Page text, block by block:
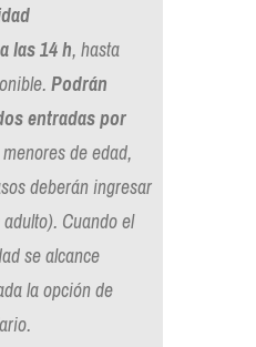
las 14 h, hasta
Podrán
entradas por
de edad,
deberán ingresar
Cuando el
se alcance
la opción de